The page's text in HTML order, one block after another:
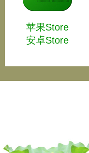
苹果Store
安卓Store